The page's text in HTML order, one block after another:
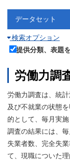
検索オプション
提供分類、表題
労働力調
労働力調査は、統
及び不就業の状態
的として、毎月実施
調査の結果には、
失業者数、完全失
て、現職についた